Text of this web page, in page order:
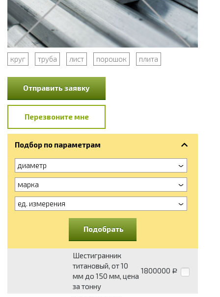
круг труба лист порошок плита
Отправить заявку
Перезвоните мне
Подбор по параметрам
диаметр
марка
ед. измерения
Подобрать
Шестигранник
титановый, от 10
мм до 150 мм, цена
за тонну
1800000 Р